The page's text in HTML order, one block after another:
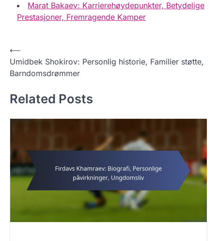
Marat Bakaev: Karrierehøydepunkter, Betydelige
Prestasjoner, Fremragende Kamper
P
o
t
a
v
g
⟵
Umidbek Shokirov: Personlig historie, Familier støtte,
Barndomsdrømmer
Related Posts